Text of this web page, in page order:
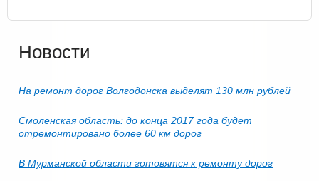
Новости
На ремонт дорог Волгодонска выделят 130 млн рублей
Смоленская область: до конца 2017 года будет
отремонтировано более 60 км дорог
В Мурманской области готовятся к ремонту дорог